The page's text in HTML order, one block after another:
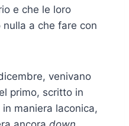
e che le loro
a che fare con
venivano
primo, scritto in
maniera laconica,